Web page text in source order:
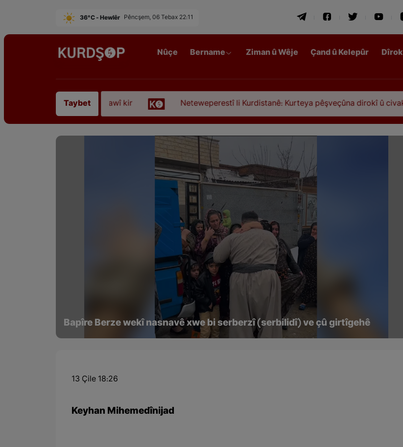
36°C - Hewlêr Pêncşem, 06 Tebax 22:11
Nûçe Bername Ziman û Wêje Çand û Kelepûr Dîrok
Taybet
Sofyanî” koça dawî kir Neteweperestî li Kurdistanê: Kurteya pêşveçûna dirokî û civakî-siyasî
Bapîre Berze wekî nasnavê xwe bi serberzî (serbilidî) ve çû girtîgehê
13 Çile 18:26
Keyhan Mihemedînijad